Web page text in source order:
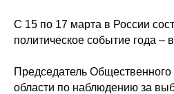
С 15 по 17 марта в России
политическое событие года –
Председатель
области по наблюдению за